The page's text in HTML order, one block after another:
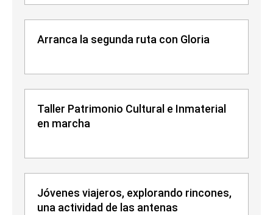
Arranca la segunda ruta con Gloria
Taller Patrimonio Cultural e Inmaterial
en marcha
Jóvenes viajeros, explorando rincones,
una actividad de las antenas